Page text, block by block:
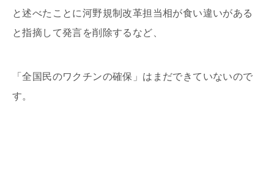
と述べたことに河野規制改革担当相が食い違いがある
と指摘して発言を削除するなど、
「全国民のワクチンの確保」はまだできていないので
す。